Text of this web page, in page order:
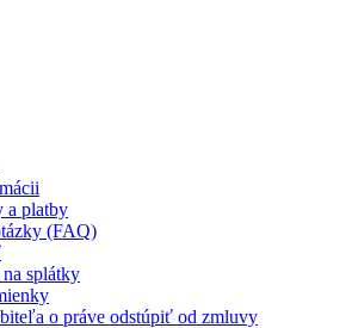
a platby
(FAQ)
splátky
o práve odstúpiť od zmluvy